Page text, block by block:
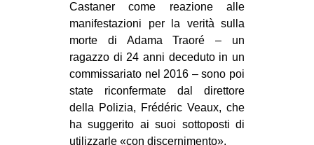
tw
bsky
ms
SEARCH
Castaner come reazione alle
manifestazioni per la verità sulla
morte di Adama Traoré – un
ragazzo di 24 anni deceduto in un
commissariato nel 2016 – sono poi
state riconfermate dal direttore
della Polizia, Frédéric Veaux, che
ha suggerito ai suoi sottoposti di
utilizzarle «con discernimento».